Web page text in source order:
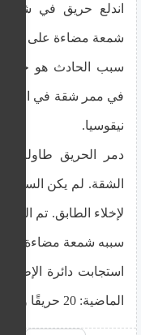
اندلع حريق في شقة
شمعة مضاءة على
سبب الحادث هو حريق
في ممر شقة في
نيقوسيا.
دمر الحريق طاولة
الشقة. لم يكن
لإخلاء الطابق. تم
سببه شمعة مضاءة على
الماضية: 20 حريقًا و 17 خدمة خاصة.